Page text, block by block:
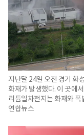
지난달 24일 오전 경기 화
화재가 발생했다. 이 곳에
리튬일차전지는 화재와
연합뉴스